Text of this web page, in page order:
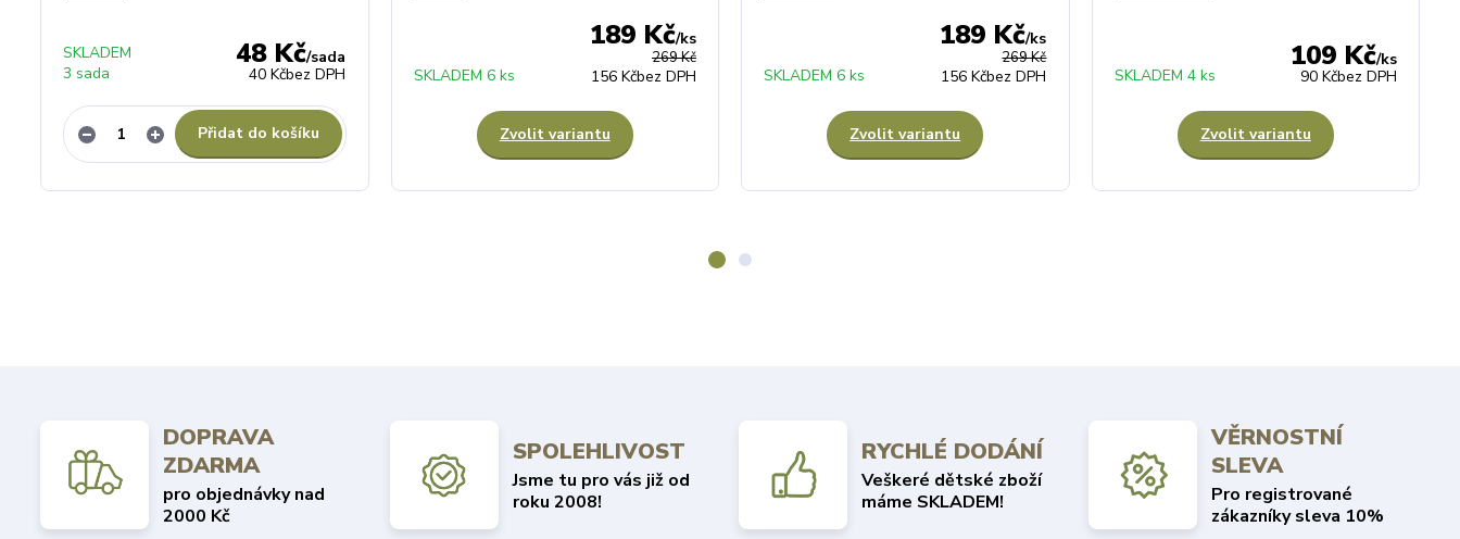
48 Kč/sada
40 Kčbez DPH
SKLADEM
3 sada
Přidat do košíku
269 Kč
189 Kč/ks
156 Kčbez DPH
SKLADEM 6 ks
Zvolit variantu
269 Kč
189 Kč/ks
156 Kčbez DPH
SKLADEM 6 ks
Zvolit variantu
109 Kč/ks
90 Kčbez DPH
SKLADEM 4 ks
Zvolit variantu
DOPRAVA
ZDARMA
pro objednávky nad
2000 Kč
SPOLEHLIVOST
Jsme tu pro vás již od
roku 2008!
RYCHLÉ DODÁNÍ
Veškeré dětské zboží
máme SKLADEM!
VĚRNOSTNÍ
SLEVA
Pro registrované
zákazníky sleva 10%